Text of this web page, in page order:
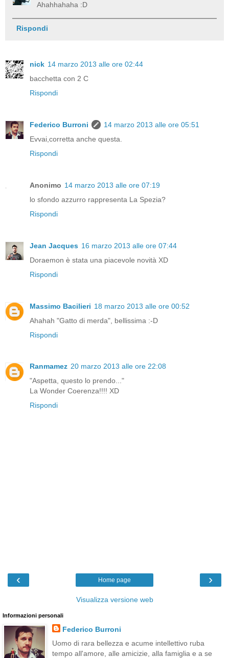
Ahahhahaha :D
Rispondi
nick 14 marzo 2013 alle ore 02:44
bacchetta con 2 C
Rispondi
Federico Burroni
14 marzo 2013 alle ore 05:51
Evvai,corretta anche questa.
Rispondi
Anonimo 14 marzo 2013 alle ore 07:19
lo sfondo azzurro rappresenta La Spezia?
Rispondi
Jean Jacques 16 marzo 2013 alle ore 07:44
Doraemon è stata una piacevole novità XD
Rispondi
Massimo Bacilieri 18 marzo 2013 alle ore 00:52
Ahahah "Gatto di merda", bellissima :-D
Rispondi
Ranmamez 20 marzo 2013 alle ore 22:08
"Aspetta, questo lo prendo..."
La Wonder Coerenza!!!! XD
Rispondi
‹ ›
Home page
Visualizza versione web
Informazioni personali
Federico Burroni
Uomo di rara bellezza e acume intellettivo ruba
tempo all'amore, alle amicizie, alla famiglia e a se